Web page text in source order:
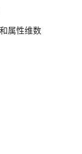
属性维数